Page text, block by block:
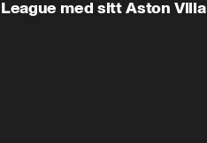
League med sitt Aston Villa